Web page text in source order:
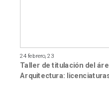
24 febrero, 23
Taller de titulación del
Arquitectura: